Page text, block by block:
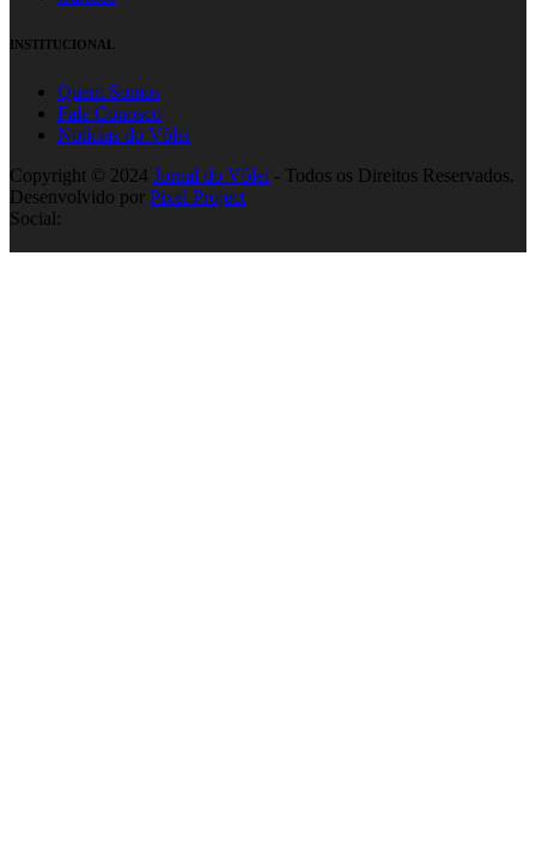
INSTITUCIONAL
Quem Somos
Fale Conosco
Notícias do Vôlei
Copyright © 2024 Jornal do Vôlei - Todos os Direitos Reservados.
Desenvolvido por Pixel Project
Social: